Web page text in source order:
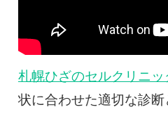
札幌ひざのセルクリニッ
状に合わせた適切な診